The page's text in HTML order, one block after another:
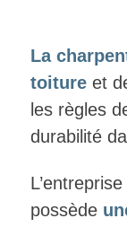
La
toitureet
les règles
durabilité
possède